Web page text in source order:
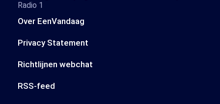
Over EenVandaag
Privacy Statement
Richtlijnen webchat
RSS-feed
Radio 1